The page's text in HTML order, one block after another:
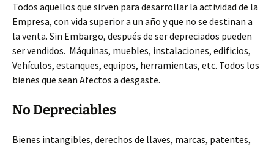
Todos aquellos que sirven para desarrollar la actividad de la
Empresa, con vida superior a un año y que no se destinan a
la venta. Sin Embargo, después de ser depreciados pueden
ser vendidos. Máquinas, muebles, instalaciones, edificios,
Vehículos, estanques, equipos, herramientas, etc. Todos los
bienes que sean Afectos a desgaste.
No Depreciables
Bienes intangibles, derechos de llaves, marcas, patentes,